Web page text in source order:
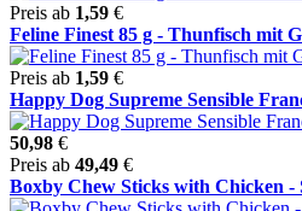
Preis ab 1,59 €
Feline Finest 85 g - Thunfisch mit
Preis ab 1,59 €
Happy Dog Supreme Sensible
50,98 €
Preis ab 49,49 €
Boxby Chew Sticks with Chicken -